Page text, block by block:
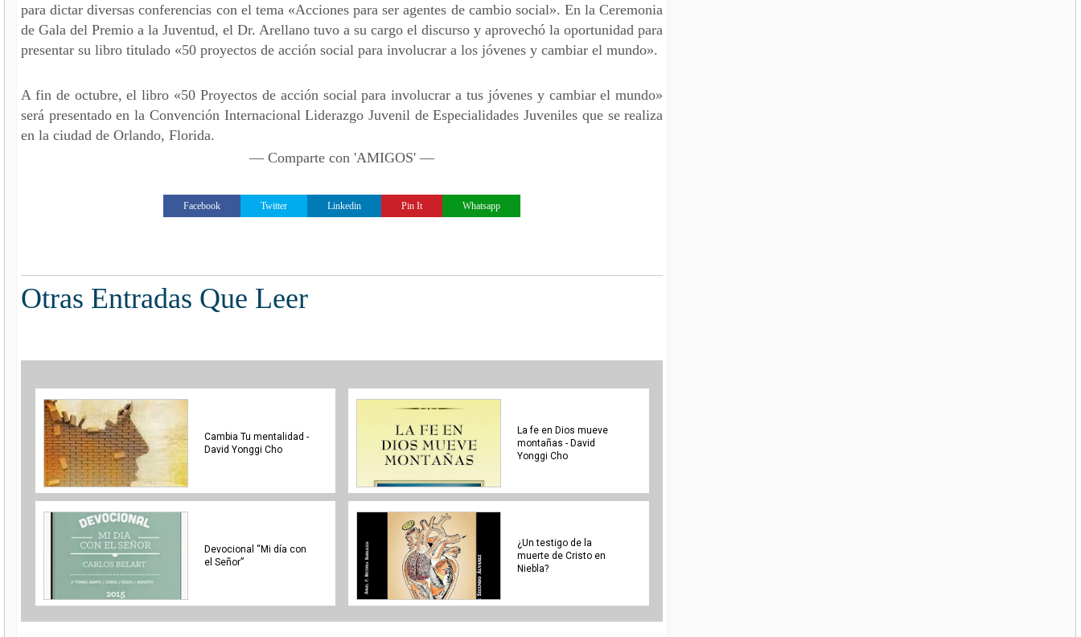
para dictar diversas conferencias con el tema «Acciones para ser agentes de cambio social». En la Ceremonia
de Gala del Premio a la Juventud, el Dr. Arellano tuvo a su cargo el discurso y aprovechó la oportunidad para
presentar su libro titulado «50 proyectos de acción social para involucrar a los jóvenes y cambiar el mundo».
A fin de octubre, el libro «50 Proyectos de acción social para involucrar a tus jóvenes y cambiar el mundo»
será presentado en la Convención Internacional Liderazgo Juvenil de Especialidades Juveniles que se realiza
en la ciudad de Orlando, Florida.
— Comparte con 'AMIGOS' —
Facebook Twitter Linkedin Pin It Whatsapp
Otras Entradas Que Leer
Cambia Tu mentalidad -
David Yonggi Cho
La fe en Dios mueve
montañas - David
Yonggi Cho
Devocional “Mi día con
el Señor”
¿Un testigo de la
muerte de Cristo en
Niebla?